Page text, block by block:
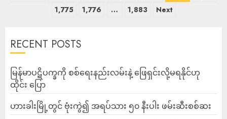
1,775
1,776 … 1,883 Next
RECENT POSTS
မြန်မာပဋိပက္ခကို စစ်ရေးနည်းလမ်းနဲ့ ဖြေရှင်းလို့မရနိုင်ဟု
ထိုင်း ပြော
ဟားခါးမြို့တွင် ဗုံးကွဲ၍ အရပ်သား ၅၀ နီးပါး ဖမ်းဆီးစစ်ဆး